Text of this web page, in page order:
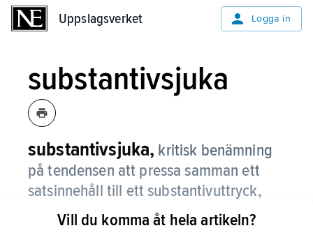
Uppslagsverket Logga in
substantivsjuka
substantivsjuka, kritisk benämning
på tendensen att pressa samman ett
satsinnehåll till ett substantivuttryck,
t.ex.de lagar mat i ugnen
blir till
ugnsmatlagning, som kan förses med
Vill du komma åt hela artikeln?